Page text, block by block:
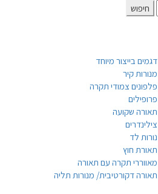
חיפוש
דגמים בייצור מיוחד
מנורות קיר
פלפונים צמודי תקרה
פרופילים
תאורה שקועה
צילינדרים
נורות לד
תאורת חוץ
מאווררי תקרה עם תאורה
תאורה דקורטיבית/ מנורות תליה